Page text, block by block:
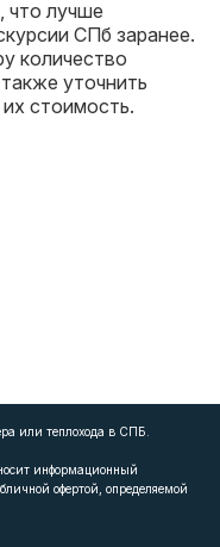
что лучше
СПб заранее.
количество
уточнить
стоимость.
или теплохода в СПБ.
информационный
офертой, определяемой